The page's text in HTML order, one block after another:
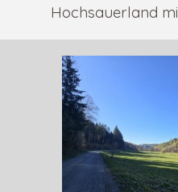
Hochsauerland